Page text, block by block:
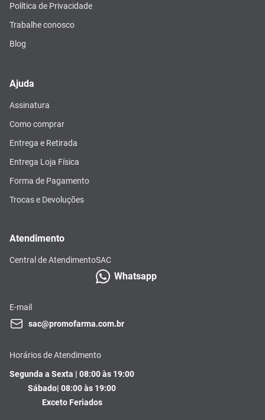
Política de Privacidade
Trabalhe conosco
Blog
Ajuda
Assinatura
Como comprar
Entrega e Retirada
Entrega Loja Física
Forma de Pagamento
Trocas e Devoluções
Atendimento
Central de AtendimentoSAC
Whatsapp
E-mail
sac@promofarma.com.br
Horários de Atendimento
Segunda a Sexta | 08:00 às 19:00
Sábado| 08:00 às 19:00
Exceto Feriados